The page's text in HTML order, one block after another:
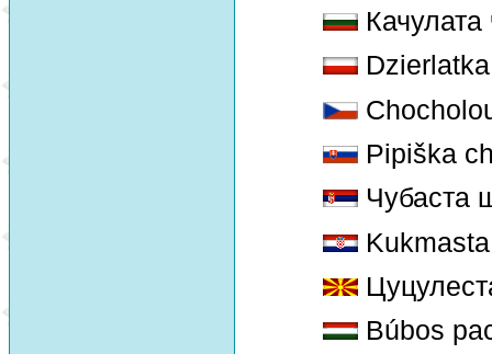
Качулата
Dzierlatka
Pipiška
Чубаста
Búbos